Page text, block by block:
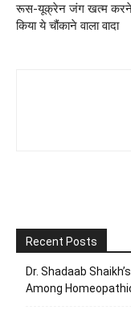
रूस-यूक्रेन जंग खत्म
किया ये चौंकाने वाला वादा
Recent Posts
Dr. Shadaab
Among